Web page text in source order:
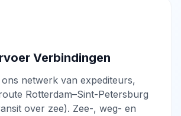
Verbindingen
netwerk van expediteurs,
Rotterdam–Sint-Petersburg
over zee). Zee-, weg- en